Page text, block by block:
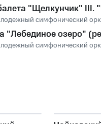
"Щелкунчик" III.
симфонический
"Лебединое озеро"
симфонический